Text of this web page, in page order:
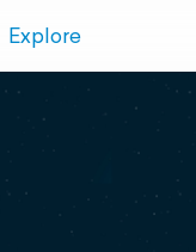
Explore